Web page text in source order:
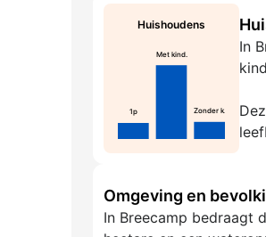
Huishoudens
1p
Met kind.
Zonder k.
In
Omgeving en
In Breecamp bedraagt